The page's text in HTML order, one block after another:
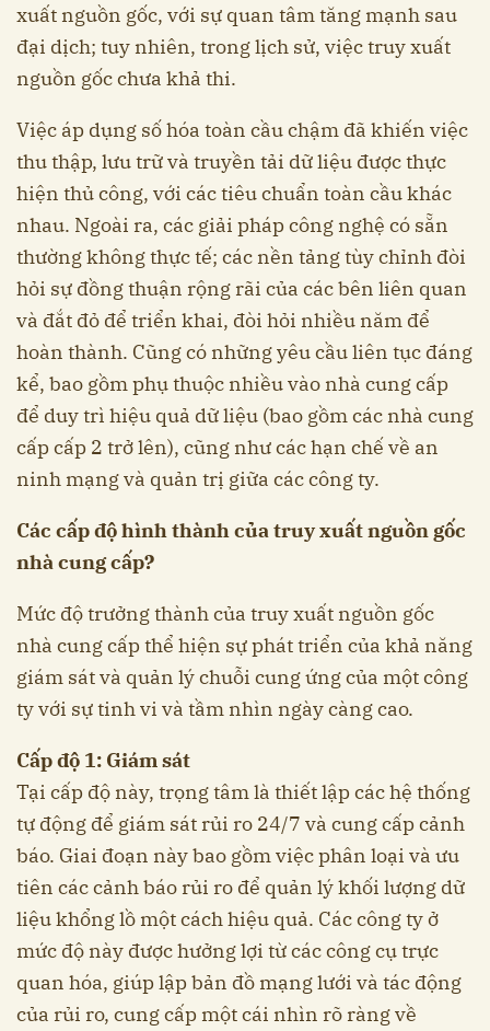
xuất nguồn gốc, với sự quan tâm tăng mạnh sau
đại dịch; tuy nhiên, trong lịch sử, việc truy xuất
nguồn gốc chưa khả thi.
Việc áp dụng số hóa toàn cầu chậm đã khiến việc
thu thập, lưu trữ và truyền tải dữ liệu được thực
hiện thủ công, với các tiêu chuẩn toàn cầu khác
nhau. Ngoài ra, các giải pháp công nghệ có sẵn
thường không thực tế; các nền tảng tùy chỉnh đòi
hỏi sự đồng thuận rộng rãi của các bên liên quan
và đắt đỏ để triển khai, đòi hỏi nhiều năm để
hoàn thành. Cũng có những yêu cầu liên tục đáng
kể, bao gồm phụ thuộc nhiều vào nhà cung cấp
để duy trì hiệu quả dữ liệu (bao gồm các nhà cung
cấp cấp 2 trở lên), cũng như các hạn chế về an
ninh mạng và quản trị giữa các công ty.
Các cấp độ hình thành của truy xuất nguồn gốc
nhà cung cấp?
Mức độ trưởng thành của truy xuất nguồn gốc
nhà cung cấp thể hiện sự phát triển của khả năng
giám sát và quản lý chuỗi cung ứng của một công
ty với sự tinh vi và tầm nhìn ngày càng cao.
Cấp độ 1: Giám sát
Tại cấp độ này, trọng tâm là thiết lập các hệ thống
tự động để giám sát rủi ro 24/7 và cung cấp cảnh
báo. Giai đoạn này bao gồm việc phân loại và ưu
tiên các cảnh báo rủi ro để quản lý khối lượng dữ
liệu khổng lồ một cách hiệu quả. Các công ty ở
mức độ này được hưởng lợi từ các công cụ trực
quan hóa, giúp lập bản đồ mạng lưới và tác động
của rủi ro, cung cấp một cái nhìn rõ ràng về